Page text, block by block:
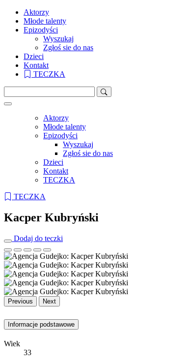
Aktorzy
Młode talenty
Epizodyści
Wyszukaj
Zgłoś sie do nas
Dzieci
Kontakt
TECZKA
Aktorzy
Młode talenty
Epizodyści
Wyszukaj
Zgłoś sie do nas
Dzieci
Kontakt
TECZKA
TECZKA
Kacper Kubryński
Dodaj do teczki
Previous Next
Informacje podstawowe
Wiek
33